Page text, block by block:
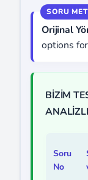
Orijinal
options
BİZİM
Soru
No